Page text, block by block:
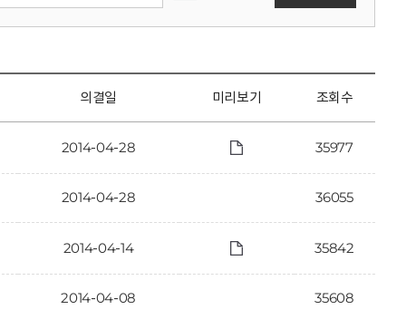
의결일 미리보기 조회수
2014-04-28 35977
2014-04-28 36055
2014-04-14 35842
2014-04-08 35608